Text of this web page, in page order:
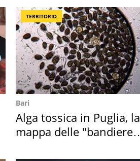
TERRITORIO
Bari
Alga tossica in Puglia, la
mappa delle "bandiere